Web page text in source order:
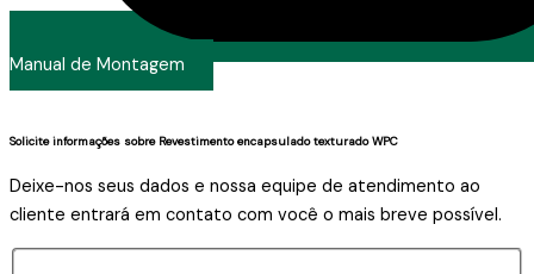
Manual de Montagem
Solicite informações sobre Revestimento encapsulado texturado WPC
Deixe-nos seus dados e nossa equipe de atendimento ao
cliente entrará em contato com você o mais breve possível.